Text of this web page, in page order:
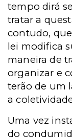
tempo dirá
tratar a
contudo,
lei modifica
maneira de
organizar e
terão de um
a
Uma vez
do